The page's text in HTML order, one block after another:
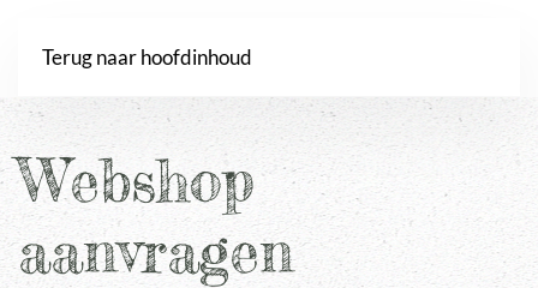
Terug naar hoofdinhoud
Webshop
aanvragen